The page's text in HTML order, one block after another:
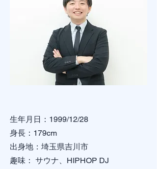
生年月日：1999/12/28
身長：179cm
出身地：埼玉県吉川市
趣味： サウナ、HIPHOP DJ